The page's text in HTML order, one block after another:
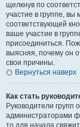
щелкнув по
участие в группе,
соответствующей
ваше участие в
присоединиться.
выясняя, почему он
свои причины.
Вернуться наверх
Как стать
Руководители групп
администраторами
то для начала